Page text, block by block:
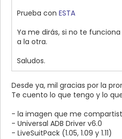
Prueba con ESTA
Ya me dirás, si no te
a la otra.
Saludos.
Desde ya, mil gracias por la
Te cuento lo que tengo y lo
- la imagen que me
- Universal ADB Driver v6.0
- LiveSuitPack (1.05, 1.09 y 1.11)